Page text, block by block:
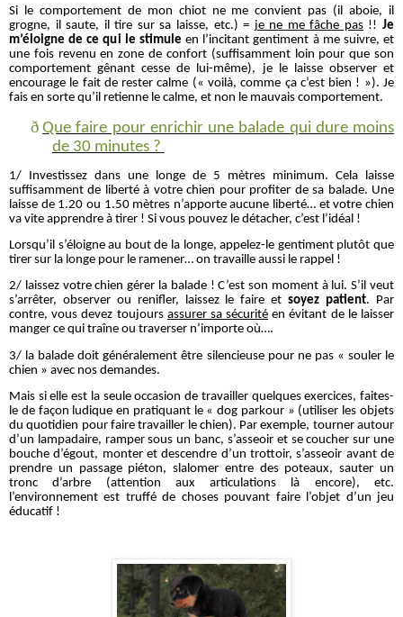
Si le comportement de mon chiot ne me convient pas (il aboie, il
grogne, il saute, il tire sur sa laisse, etc.) = je ne me fâche pas!! Je
m’éloigne de ce qui le stimule en l’incitant gentiment à me suivre, et
une fois revenu en zone de confort (suffisamment loin pour que son
comportement gênant cesse de lui-même), je le laisse observer et
encourage le fait de rester calme (« voilà, comme ça c’est bien ! »). Je
fais en sorte qu’il retienne le calme, et non le mauvais comportement.
ð Que faire pour enrichir une balade qui dure moins
de 30 minutes ?
1/ Investissez dans une longe de 5 mètres minimum. Cela laisse
suffisamment de liberté à votre chien pour profiter de sa balade. Une
laisse de 1.20 ou 1.50 mètres n’apporte aucune liberté… et votre chien
va vite apprendre à tirer ! Si vous pouvez le détacher, c’est l’idéal !
Lorsqu’il s’éloigne au bout de la longe, appelez-le gentiment plutôt que
tirer sur la longe pour le ramener… on travaille aussi le rappel !
2/ laissez votre chien gérer la balade ! C’est son moment à lui. S’il veut
s’arrêter, observer ou renifler, laissez le faire etsoyez patient. Par
contre, vous devez toujours assurer sa sécurité en évitant de le laisser
manger ce qui traîne ou traverser n’importe où….
3/ la balade doit généralement être silencieuse pour ne pas « souler le
chien » avec nos demandes.
Mais si elle est la seule occasion de travailler quelques exercices, faites-
le de façon ludique en pratiquant le « dog parkour » (utiliser les objets
du quotidien pour faire travailler le chien). Par exemple, tourner autour
d’un lampadaire, ramper sous un banc, s’asseoir et se coucher sur une
bouche d’égout, monter et descendre d’un trottoir, s’asseoir avant de
prendre un passage piéton, slalomer entre des poteaux, sauter un
tronc d’arbre (attention aux articulations là encore), etc.
l’environnement est truffé de choses pouvant faire l’objet d’un jeu
éducatif !